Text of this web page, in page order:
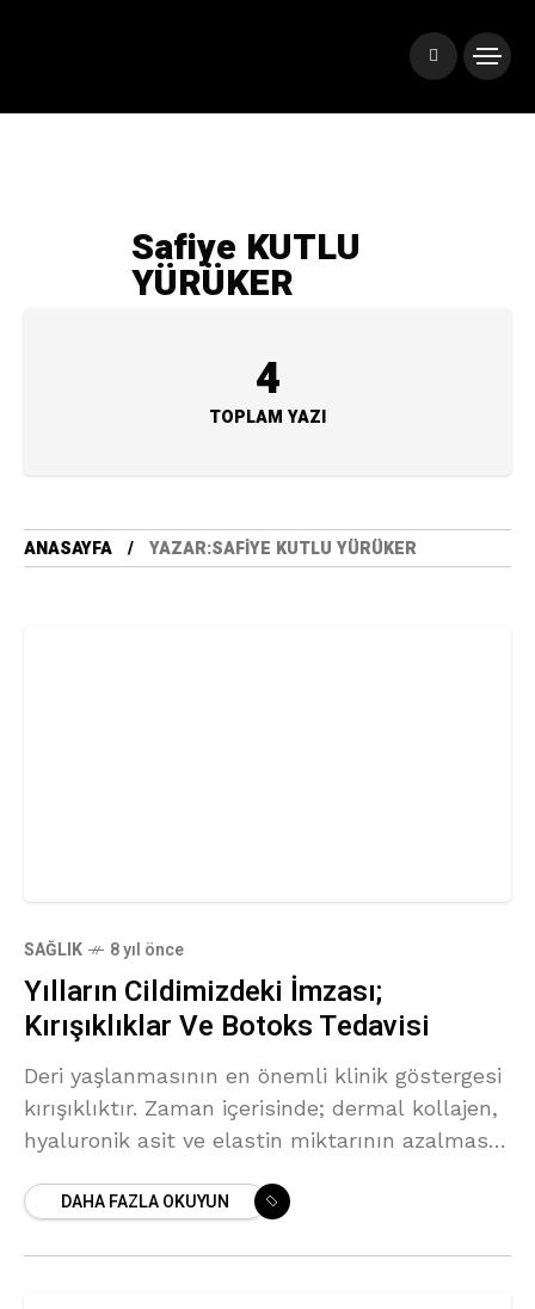
Safiye KUTLU
YÜRÜKER
4
TOPLAM YAZI
ANASAYFA YAZAR:SAFIYE KUTLU YÜRÜKER
SAĞLIK 8 yıl önce
Yılların Cildimizdeki İmzası;
Kırışıklıklar Ve Botoks Tedavisi
Deri yaşlanmasının en önemli klinik göstergesi
kırışıklıktır. Zaman içerisinde; dermal kollajen,
hyaluronik asit ve elastin miktarının azalması
gelmektedir. Bu süreç özellikle güneş
DAHA FAZLA OKUYUN